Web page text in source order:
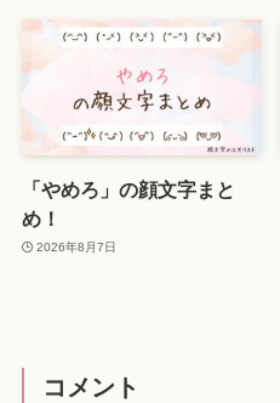
「やめろ」の顔文字まと
め！
2026年8月7日
コメント